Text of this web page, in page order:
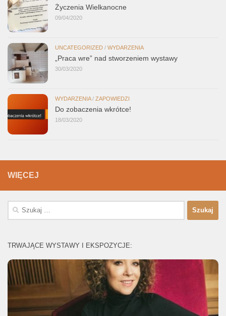
Życzenia Wielkanocne
09/04/2020
UNCATEGORIZED / WYDARZENIA
„Praca wre” nad stworzeniem wystawy
30/03/2020
WYDARZENIA/ ZAPOWIEDZI
Do zobaczenia wkrótce!
18/03/2020
WIĘCEJ
Szukaj:
TRWAJĄCE WYSTAWY I EKSPOZYCJE: